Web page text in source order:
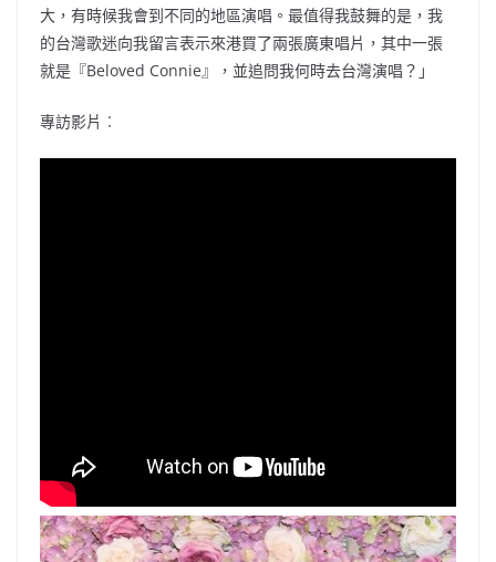
大，有時候我會到不同的地區演唱。最值得我鼓舞的是，我
的台灣歌迷向我留言表示來港買了兩張廣東唱片，其中一張
就是『Beloved Connie』，並追問我何時去台灣演唱？」
專訪影片︰